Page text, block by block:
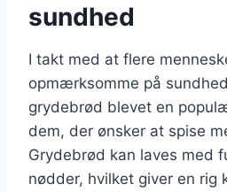
sundhed
I takt med at flere
opmærksomme på
grydebrød blevet en
dem, der ønsker at spise
Grydebrød kan laves med
nødder, hvilket giver en rig